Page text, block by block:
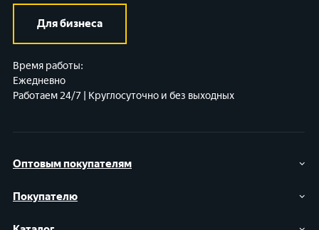
Оптовым покупателям
Покупателю
Для бизнеса
Время работы:
Ежедневно
Работаем 24/7 | Круглосуточно и без выходных